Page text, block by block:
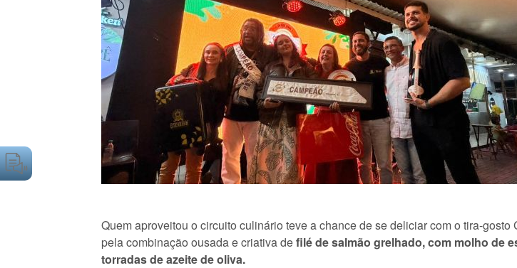
Quem aproveitou o circuito culinário teve a chance de se deliciar com o tira-gosto
pela combinação ousada e criativa defilé de salmão grelhado, com molho de
torradas de azeite de oliva.